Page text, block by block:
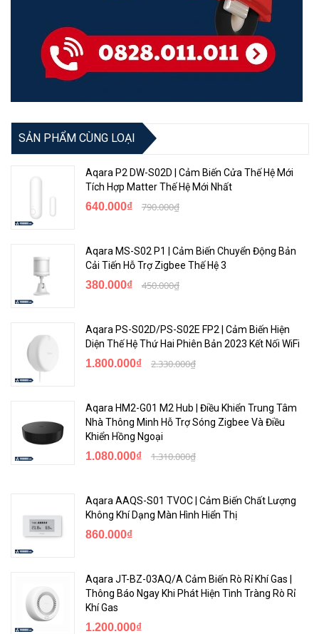
Giống với các thiết bị Aqara khác thì cảm biến khói cũng sử dụng
giao thức Zigbee 3.0 ổn định và hiện đại. Bạn sẽ không bị phụ thuộc
và hạn chế quá tải cho hệ thống Internet trong nhà. Tất nhiên bạn
phải sử dụng Aqara Hub như M1S, M2, E1 hay camera G3, G2H… để
Công Nghệ Tiên Tiến
Trong trường hợp cảm biến được kích hoạt, người dùng có thể kiểm
tra xem có nguy hiểm hay không và vô hiệu hóa nó một cách dễ
dàng qua ứng dụng hoặc sử dụng các thiết bị Aqara khác. Chẳng
hạn như tắt nó bằng cách nhấn vào Aqara Mini Switch hay ra lệnh
Sản phẩm có thiết kế nhỏ gọn, có sẵn lưới chắn côn trùng, vật liệu
chống cháy PC + ABS. Đảm bảo an toàn trong quá trình sử dụng.
Cảm biến khí Gas Aqara sở hữu bộ xử lý thông minh và cảm biến
Liên Hệ Ngay Để Được Tư Vấn Trực Tiếp
<Hotline: 0828.011.011 - (028)7300.2021 - VoHoang.vn>
Bảo hành : 12 tháng
SẢN PHẨM CÙNG LOẠI
Aqara P2 DW-S02D | Cảm Biến Cửa Thế Hệ Mới
Tích Hợp Matter Thế Hệ Mới Nhất
640.000₫ 790.000₫
Aqara MS-S02 P1 | Cảm Biến Chuyển Động Bản
Cải Tiến Hỗ Trợ Zigbee Thế Hệ 3
380.000₫ 450.000₫
Aqara PS-S02D/PS-S02E FP2 | Cảm Biến Hiện
Diện Thế Hệ Thứ Hai Phiên Bản 2023 Kết Nối WiFi
1.800.000₫ 2.330.000₫
Aqara HM2-G01 M2 Hub | Điều Khiển Trung Tâm
Nhà Thông Minh Hỗ Trợ Sóng Zigbee Và Điều
Khiển Hồng Ngoại
1.080.000₫ 1.310.000₫
Aqara AAQS-S01 TVOC | Cảm Biến Chất Lượng
Không Khí Dạng Màn Hình Hiển Thị
860.000₫
Aqara JT-BZ-03AQ/A Cảm Biến Rò Rỉ Khí Gas |
Thông Báo Ngay Khi Phát Hiện Tình Tràng Rò Rỉ
Khí Gas
1.200.000₫